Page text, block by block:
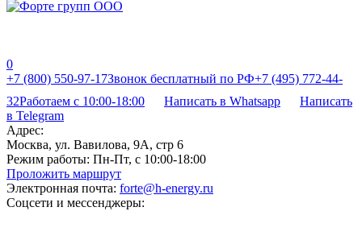
0
+7 (800) 550-97-17Звонок бесплатный по РФ+7 (495) 772-44-
32Работаем с 10:00-18:00 Написать в Whatsapp
Написать
в Telegram
Адрес:
Москва, ул. Вавилова, 9А, стр 6
Режим работы: Пн-Пт, с 10:00-18:00
Проложить маршрут
Электронная почта: forte@h-energy.ru
Соцсети и мессенджеры: